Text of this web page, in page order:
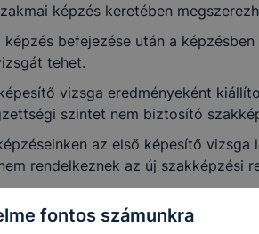
képzés keretében
képzés befejezése után a
tehet.
vizsga eredményeként
szintet nem biztosító
az első képesítő
rendelkeznek az új szakképzési
intézmény szakmai
döntése alapján lehetőség van
fontos számunkra